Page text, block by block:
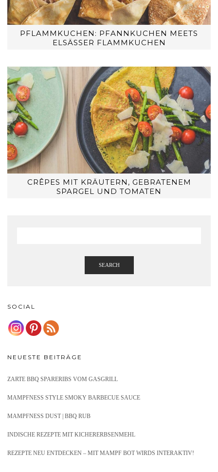
PFLAMMKUCHEN: PFANNKUCHEN MEETS
ELSÄSSER FLAMMKUCHEN
CRÊPES MIT KRÄUTERN, GEBRATENEM
SPARGEL UND TOMATEN
SEARCH
SOCIAL
NEUESTE BEITRÄGE
ZARTE BBQ SPARERIBS VOM GASGRILL
MAMPFNESS STYLE SMOKY BARBECUE SAUCE
MAMPFNESS DUST | BBQ RUB
INDISCHE REZEPTE MIT KICHERERBSENMEHL
REZEPTE NEU ENTDECKEN – MIT MAMPF BOT WIRDS INTERAKTIV!